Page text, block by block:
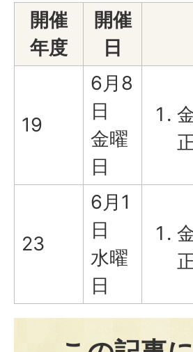
開催
年度
開催
日
19
6月8
日
金曜
日
23
6月1
日
水曜
日